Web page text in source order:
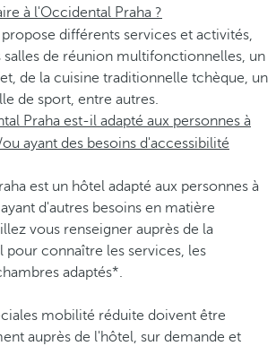
à l'Occidental Praha ?
différents services et activités,
salles de réunion multifonctionnelles, un
de la cuisine traditionnelle tchèque, un
de sport, entre autres.
Praha est-il adapté aux personnes à
ayant des besoins d'accessibilité
est un hôtel adapté aux personnes à
d'autres besoins en matière
vous renseigner auprès de la
connaître les services, les
adaptés*.
mobilité réduite doivent être
auprès de l'hôtel, sur demande et